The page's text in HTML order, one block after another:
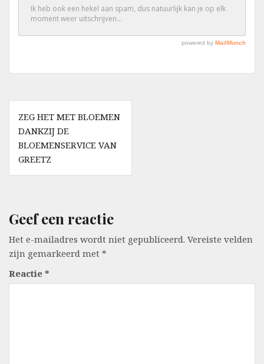
Berichtnavigatie
ZEG HET MET BLOEMEN
DANKZIJ DE
BLOEMENSERVICE VAN
GREETZ
Geef een reactie
Het e-mailadres wordt niet gepubliceerd. Vereiste velden
zijn gemarkeerd met *
Reactie *